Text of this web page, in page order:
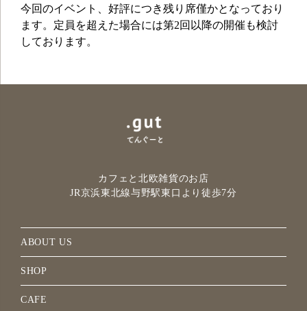
今回のイベント、好評につき残り席僅かとなっており
ます。定員を超えた場合には第2回以降の開催も検討
しております。
カフェと北欧雑貨のお店
JR京浜東北線与野駅東口より徒歩7分
ABOUT US
SHOP
CAFE